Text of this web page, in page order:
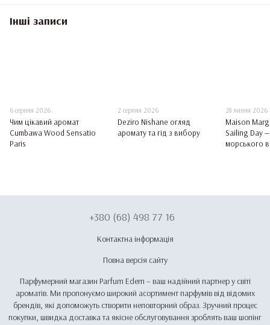
Інші записи
6 серпня 2026
Чим цікавий аромат
Cumbawa Wood Sensatio
Paris
2 серпня 2026
Deziro Nishane огляд
аромату та гід з вибору
28 липня 2026
Maison
Sailing Day
морського
+380 (68) 498 77 16
Контактна інформація
Повна версія сайту
Парфумерний магазин Parfum Edem – ваш надійний партнер у світі
ароматів. Ми пропонуємо широкий асортимент парфумів від відомих
брендів, які допоможуть створити неповторний образ. Зручний процес
покупки, швидка доставка та якісне обслуговування зроблять ваш шопінг